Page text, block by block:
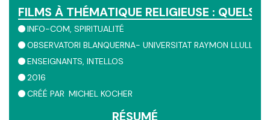
FILMS À THÉMATIQUE RELIGIEUSE : QUELS
INFO-COM SPIRITUALITÉ
OBSERVATORI BLANQUERNA- UNIVERSITAT RAYMON LLULL
ENSEIGNANTS INTELLOS
2016
CRÉÉ PAR MICHEL KOCHER
RÉSUMÉ